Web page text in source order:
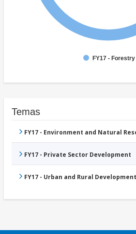
FY17 - Forestry
Temas
FY17 - Environment and Natural
FY17 - Private Sector Development
FY17 - Urban and Rural Development